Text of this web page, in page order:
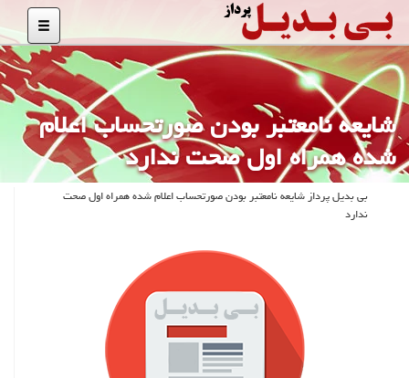
شایعه نامعتبر بودن صورتحساب اعلام
شده همراه اول صحت ندارد
بی بدیل پرداز شایعه نامعتبر بودن صورتحساب اعلام شده همراه اول صحت
ندارد